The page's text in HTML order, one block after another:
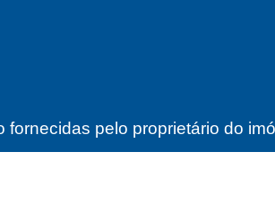
pelo proprietário do